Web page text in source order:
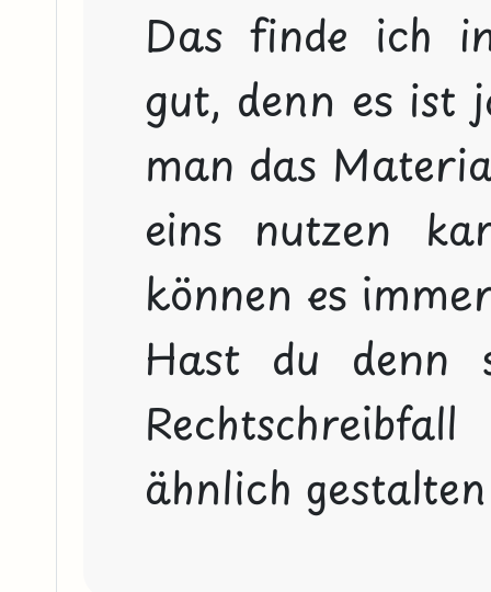
Das finde ich
gut, denn es ist
man das
eins nutzen
können es
Hast du denn
ähnlich